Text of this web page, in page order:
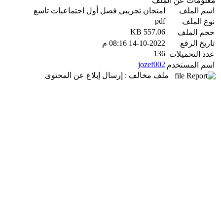
اسم الملف
امتحان تجريبي فصل أول اجتماعيات تاسع
نوع الملف
pdf
حجم الملف
557.06 KB
تاريخ الرفع
14-10-2022 08:16 م
عدد التحميلات 136
اسم المستخدم jozef002
ملف مخالف : إرسال إبلاغ عن المحتوى